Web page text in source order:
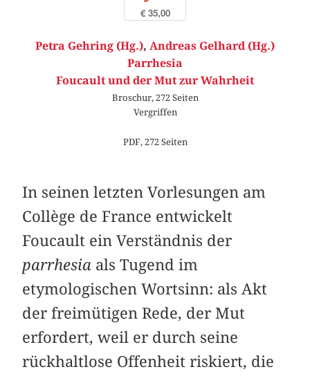
€ 35,00
Petra Gehring (Hg.), Andreas Gelhard (Hg.)
Parrhesia
Foucault und der Mut zur Wahrheit
Broschur, 272 Seiten
Vergriffen
PDF, 272 Seiten
In seinen letzten Vorlesungen am
Collège de France entwickelt
Foucault ein Verständnis der
parrhesia als Tugend im
etymologischen Wortsinn: als Akt
der freimütigen Rede, der Mut
erfordert, weil er durch seine
rückhaltlose Offenheit riskiert, die